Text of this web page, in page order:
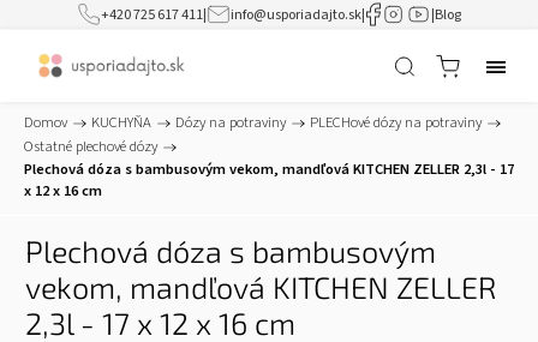
+420 725 617 411| info@usporiadajto.sk| |Blog
Domov / KUCHYŇA / Dózy na potraviny / PLECHové dózy na potraviny /
Ostatné plechové dózy /
Plechová dóza s bambusovým vekom, mandľová KITCHEN ZELLER 2,3l - 17
x 12 x 16 cm
Plechová dóza s bambusovým
vekom, mandľová KITCHEN ZELLER
2,3l - 17 x 12 x 16 cm